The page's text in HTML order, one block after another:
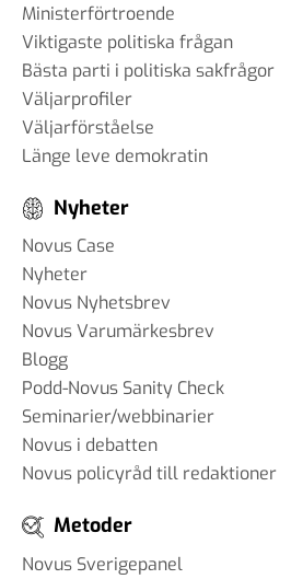
Ministerförtroende
Viktigaste politiska frågan
Bästa parti i politiska sakfrågor
Väljarprofiler
Väljarförståelse
Länge leve demokratin
Nyheter
Novus Case
Nyheter
Novus Nyhetsbrev
Novus Varumärkesbrev
Blogg
Podd-Novus Sanity Check
Seminarier/webbinarier
Novus i debatten
Novus policyråd till redaktioner
Metoder
Novus Sverigepanel